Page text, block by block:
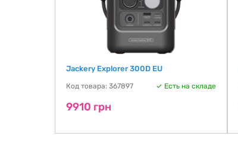
Jackery Explorer 300D EU
Код товара: 367897 Есть на складе
9910 грн